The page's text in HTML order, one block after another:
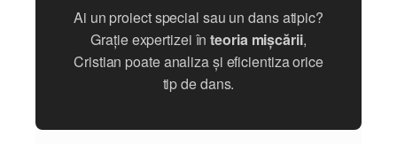
Ai un proiect special sau un dans atipic?
Grație expertizei înteoria mișcării,
Cristian poate analiza și eficientiza orice
tip de dans.